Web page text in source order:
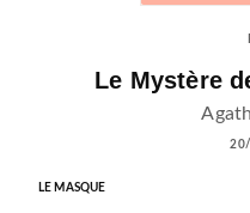
Le Mystère
LE MASQUE